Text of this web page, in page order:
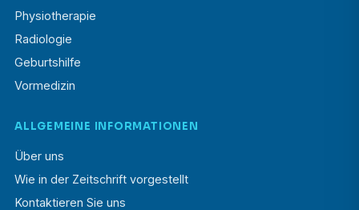
Physiotherapie
Radiologie
Geburtshilfe
Vormedizin
ALLGEMEINE INFORMATIONEN
Über uns
Wie in der Zeitschrift vorgestellt
Kontaktieren Sie uns